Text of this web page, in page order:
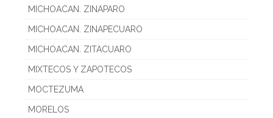
MICHOACAN. ZINAPARO
MICHOACAN. ZINAPECUARO
MICHOACAN. ZITACUARO
MIXTECOS Y ZAPOTECOS
MOCTEZUMA
MORELOS